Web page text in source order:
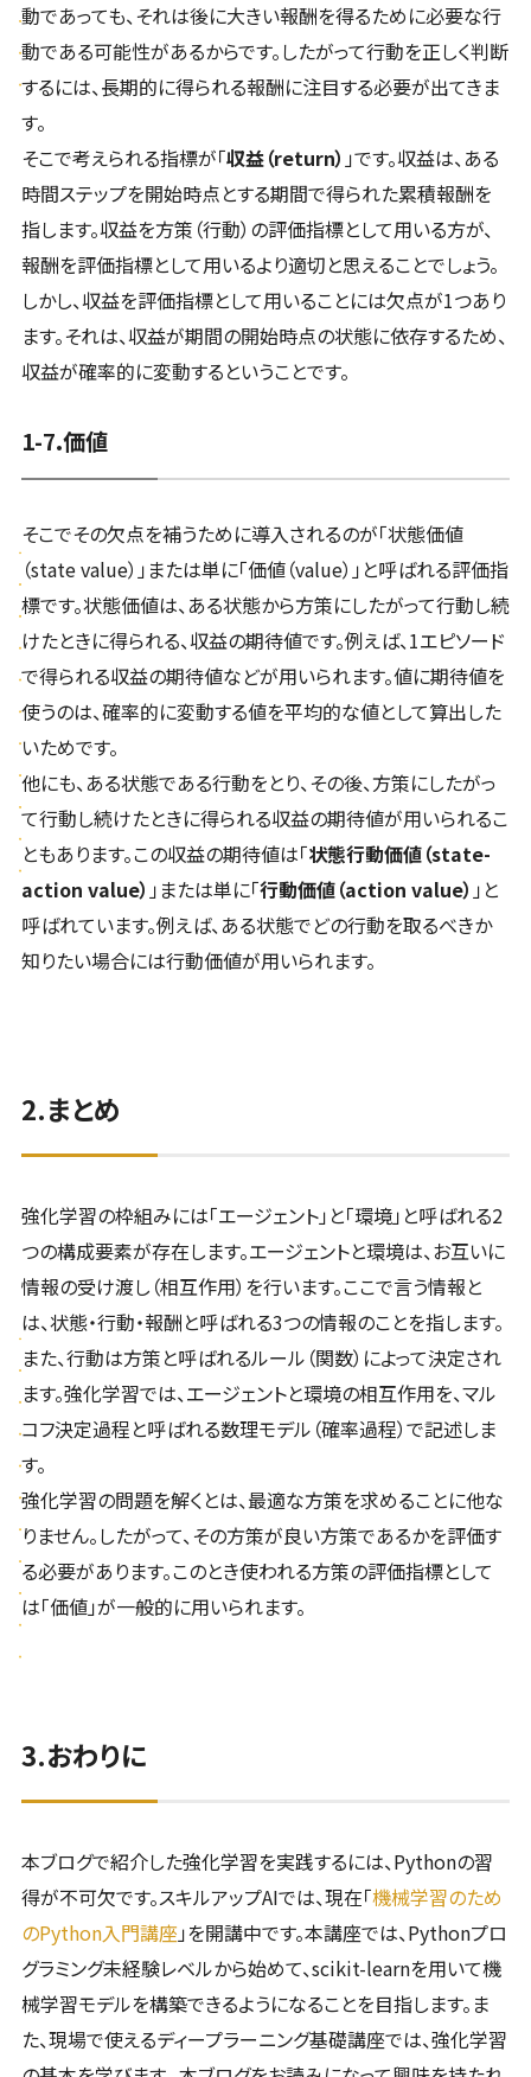
動であっても、それは後に大きい報酬を得るために必要な行
動である可能性があるからです。したがって行動を正しく判断
するには、長期的に得られる報酬に注目する必要が出てきま
す。
そこで考えられる指標が「収益（return） 」です。収益は、ある
時間ステップを開始時点とする期間で得られた累積報酬を
指します。収益を方策（行動）の評価指標として用いる方が、
報酬を評価指標として用いるより適切と思えることでしょう。
しかし、収益を評価指標として用いることには欠点が1つあり
ます。それは、収益が期間の開始時点の状態に依存するため、
収益が確率的に変動するということです。
1-7.価値
そこでその欠点を補うために導入されるのが「状態価値
（state value）」または単に「価値（value）」と呼ばれる評価指
標です。状態価値は、ある状態から方策にしたがって行動し続
けたときに得られる、収益の期待値です。例えば、1エピソード
で得られる収益の期待値などが用いられます。値に期待値を
使うのは、確率的に変動する値を平均的な値として算出した
いためです。
他にも、ある状態である行動をとり、その後、方策にしたがっ
て行動し続けたときに得られる収益の期待値が用いられるこ
ともあります。この収益の期待値は「状態行動価値（state-
action value） 」または単に「行動価値（action value） 」と
呼ばれています。例えば、ある状態でどの行動を取るべきか
知りたい場合には行動価値が用いられます。
2.まとめ
強化学習の枠組みには「エージェント」と「環境」と呼ばれる2
つの構成要素が存在します。エージェントと環境は、お互いに
情報の受け渡し（相互作用）を行います。ここで言う情報と
は、状態・行動・報酬と呼ばれる3つの情報のことを指します。
また、行動は方策と呼ばれるルール（関数）によって決定され
ます。強化学習では、エージェントと環境の相互作用を、マル
コフ決定過程と呼ばれる数理モデル（確率過程）で記述しま
す。
強化学習の問題を解くとは、最適な方策を求めることに他な
りません。したがって、その方策が良い方策であるかを評価す
る必要があります。このとき使われる方策の評価指標として
は「価値」が一般的に用いられます。
3.おわりに
本ブログで紹介した強化学習を実践するには、Pythonの習
得が不可欠です。スキルアップAIでは、現在「機械学習のため
のPython入門講座」を開講中です。本講座では、Pythonプロ
グラミング未経験レベルから始めて、scikit-learnを用いて機
械学習モデルを構築できるようになることを目指します。ま
た、現場で使えるディープラーニング基礎講座では、強化学習